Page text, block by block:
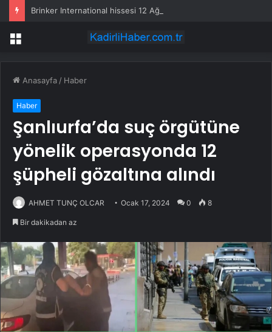
Menü
Anasayfa / Haber
Haber
Şanlıurfa’da suç örgütüne
yönelik operasyonda 12
şüpheli gözaltına alındı
AHMET TUNÇ OLCAR Ocak 17, 2024 0 8
Bir dakikadan az